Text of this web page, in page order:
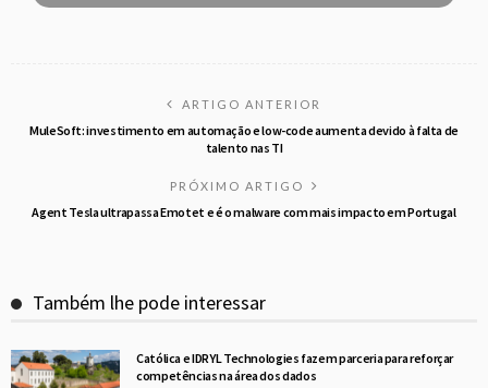
ARTIGO ANTERIOR
MuleSoft: investimento em automação e low-code aumenta devido à falta de
talento nas TI
PRÓXIMO ARTIGO
Agent Tesla ultrapassa Emotet e é o malware com mais impacto em Portugal
Também lhe pode interessar
Católica e IDRYL Technologies fazem parceria para reforçar
competências na área dos dados